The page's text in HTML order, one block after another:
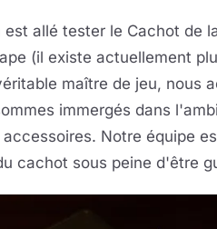
allé tester le Cachot de
(il existe actuellement
maître de jeu, nous
immergés dans
Notre équipe
cachot sous peine d'être